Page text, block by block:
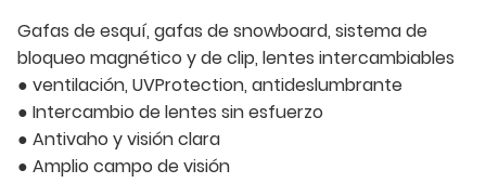
Gafas de esquí, gafas de snowboard, sistema de
bloqueo magnético y de clip, lentes intercambiables
● ventilación, UVProtection, antideslumbrante
● Intercambio de lentes sin esfuerzo
● Antivaho y visión clara
● Amplio campo de visión